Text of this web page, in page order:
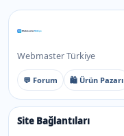
Webmaster Türkiye
💬 Forum 🛍️ Ürün Pazarı
Site Bağlantıları